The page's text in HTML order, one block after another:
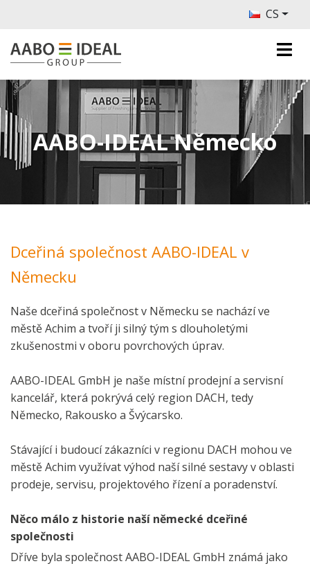
CS
AABO-IDEAL Německo
Dceřiná společnost AABO-IDEAL v
Německu
Naše dceřiná společnost v Německu se nachází ve
městě Achim a tvoří ji silný tým s dlouholetými
zkušenostmi v oboru povrchových úprav.
AABO-IDEAL GmbH je naše místní prodejní a servisní
kancelář, která pokrývá celý region DACH, tedy
Německo, Rakousko a Švýcarsko.
Stávající i budoucí zákazníci v regionu DACH mohou ve
městě Achim využívat výhod naší silné sestavy v oblasti
prodeje, servisu, projektového řízení a poradenství.
Něco málo z historie naší německé dceřiné
společnosti
Dříve byla společnost AABO-IDEAL GmbH známá jako